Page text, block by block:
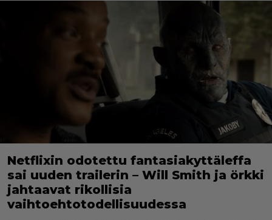
Netflixin odotettu fantasiakyttäleffa
sai uuden trailerin – Will Smith ja örkki
jahtaavat rikollisia
vaihtoehtotodellisuudessa